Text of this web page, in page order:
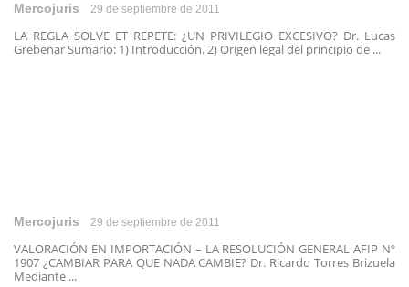
Mercojuris 29 de septiembre de 2011
LA REGLA SOLVE ET REPETE: ¿UN PRIVILEGIO EXCESIVO? Dr. Lucas
Grebenar Sumario: 1) Introducción. 2) Origen legal del principio de ...
Mercojuris 29 de septiembre de 2011
VALORACIÓN EN IMPORTACIÓN – LA RESOLUCIÓN GENERAL AFIP Nº
1907 ¿CAMBIAR PARA QUE NADA CAMBIE? Dr. Ricardo Torres Brizuela
Mediante ...